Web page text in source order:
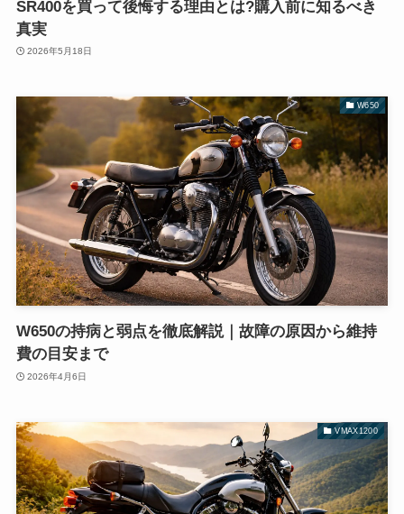
SR400を買って後悔する理由とは?購入前に知るべき
真実
2026年5月18日
W650
W650の持病と弱点を徹底解説｜故障の原因から維持
費の目安まで
2026年4月6日
VMAX1200